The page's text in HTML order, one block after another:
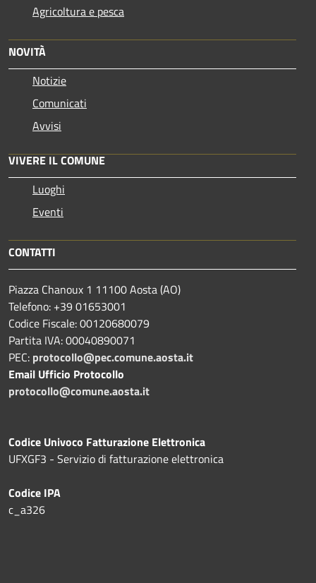
Agricoltura e pesca
NOVITÀ
Notizie
Comunicati
Avvisi
VIVERE IL COMUNE
Luoghi
Eventi
CONTATTI
Piazza Chanoux 1 11100 Aosta (AO)
Telefono: +39 01653001
Codice Fiscale: 00120680079
Partita IVA: 00040890071
PEC: protocollo@pec.comune.aosta.it
Email Ufficio Protocollo
protocollo@comune.aosta.it
Codice Univoco Fatturazione Elettronica
UFXGF3 - Servizio di fatturazione elettronica
Codice IPA
c_a326